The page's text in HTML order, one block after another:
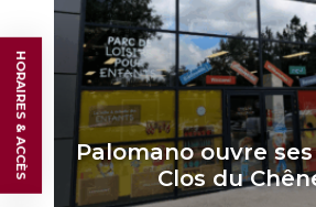
Palomano ouvre
Clos du
HORAIRES & ACCÈS